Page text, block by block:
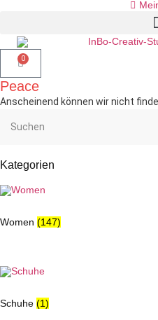
0
Peace
Anscheinend können wir nicht
Kategorien
Women (147)
Schuhe (1)